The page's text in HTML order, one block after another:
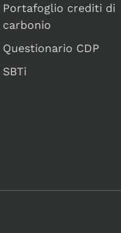
Portafoglio crediti di
carbonio
Questionario CDP
SBTi